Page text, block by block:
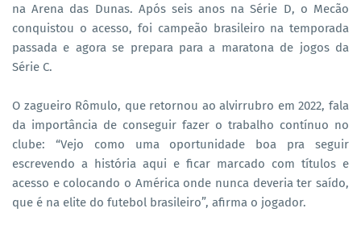
na Arena das Dunas. Após seis anos na Série D, o Mecão
conquistou o acesso, foi campeão brasileiro na temporada
passada e agora se prepara para a maratona de jogos da
Série C.
O zagueiro Rômulo, que retornou ao alvirrubro em 2022, fala
da importância de conseguir fazer o trabalho contínuo no
clube: “Vejo como uma oportunidade boa pra seguir
escrevendo a história aqui e ficar marcado com títulos e
acesso e colocando o América onde nunca deveria ter saído,
que é na elite do futebol brasileiro”, afirma o jogador.